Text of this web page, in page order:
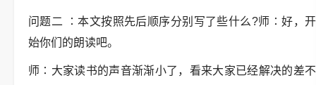
问题二 ∶本文按照先后顺序分别写了些什么?师∶好，开
始你们的朗读吧。
师∶大家读书的声音渐渐小了，看来大家已经解决的差不